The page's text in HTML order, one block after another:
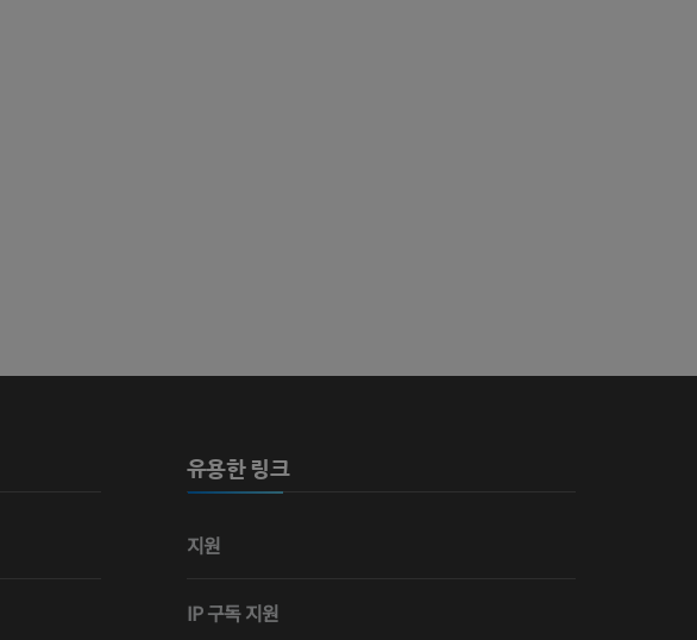
유용한 링크
지원
IP 구독 지원